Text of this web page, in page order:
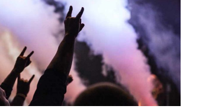
Le maloya électrique